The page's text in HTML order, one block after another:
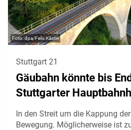
dpa/Felix Kästle
Stuttgart 21
Gäubahn könnte bis
Stuttgarter
In den Streit um die Kappung
Bewegung. Möglicherweise ist